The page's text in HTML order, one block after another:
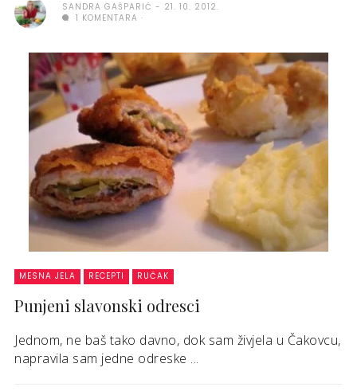
SANDRA GAŠPARIĆ
21. 10. 2012.
1 KOMENTARA
MESNA JELA RECEPTI RUČAK
Punjeni slavonski odresci
Jednom, ne baš tako davno, dok sam živjela u Čakovcu,
napravila sam jedne odreske ...